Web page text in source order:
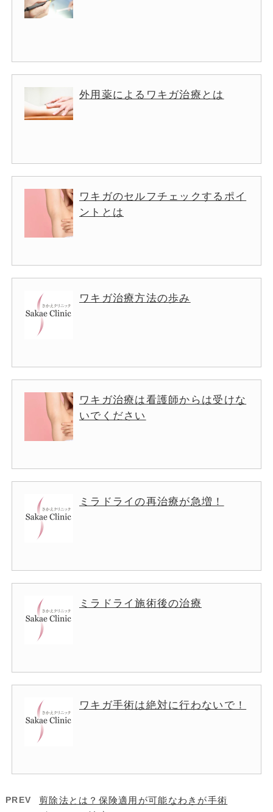
外用薬によるワキガ治療とは
ワキガのセルフチェックするポイ
ントとは
ワキガ治療方法の歩み
ワキガ治療は看護師からは受けな
いでください
ミラドライの再治療が急増！
ミラドライ施術後の治療
ワキガ手術は絶対に行わないで！
PREV 剪除法とは？保険適用が可能なわきが手術